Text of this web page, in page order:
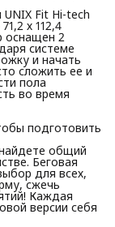
Fit Hi-tech
х 112,4
оснащен 2
системе
и начать
сложить ее и
пола
во время
подготовить
общий
Беговая
для всех,
сжечь
Каждая
версии себя